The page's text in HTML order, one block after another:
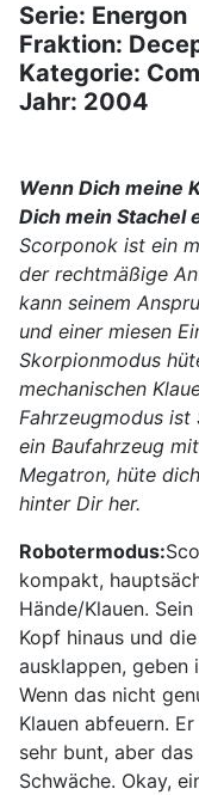
Serie: Energon
Fraktion:
Kategorie:
Jahr: 2004
Wenn Dich meine
Dich mein Stachel
Scorponok ist ein
der rechtmäßige
kann seinem
und einer miesen
Skorpionmodus
mechanischen
Fahrzeugmodus
ein Baufahrzeug
Megatron, hüte
hinter Dir her.
Robotermodus:
kompakt,
Hände/Klauen.
Kopf hinaus und
ausklappen, geben
Wenn das nicht
Klauen abfeuern.
sehr bunt, aber
Schwäche. Okay,